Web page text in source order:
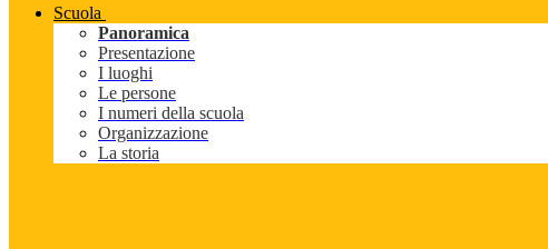
Scuola
Panoramica
Presentazione
I luoghi
Le persone
I numeri della scuola
Organizzazione
La storia